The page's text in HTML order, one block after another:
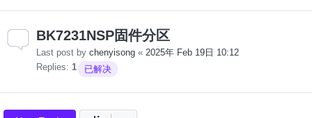
BK7231NSP固件分区
Last post by chenyisong « 2025年 Feb 19日 10:12
Replies: 1 已解决